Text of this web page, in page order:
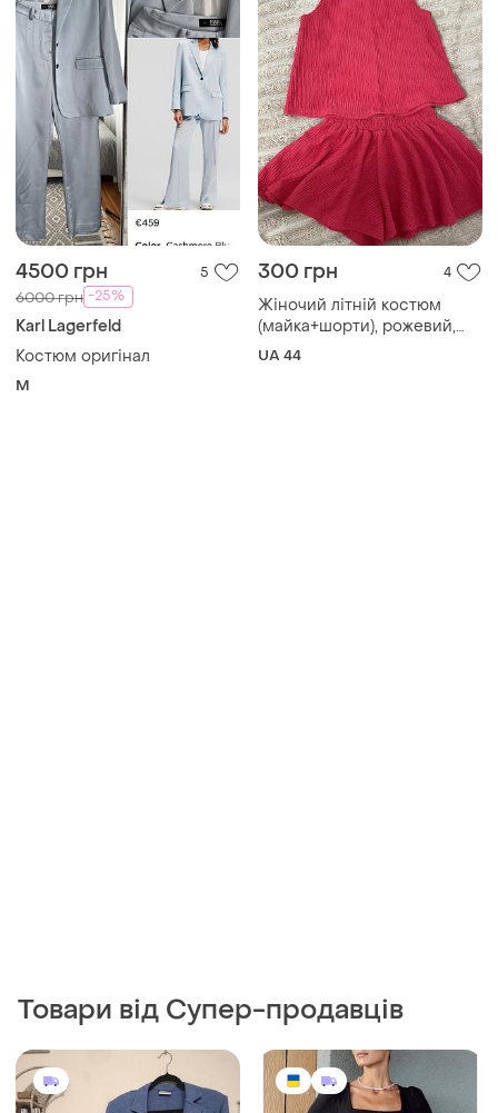
4500 грн 5
6000 грн -25%
Karl Lagerfeld
Костюм оригінал
M
300 грн 4
Жіночий літній костюм
(майка+шорти), рожевий,
розмір 44
UA 44
Товари від Супер-продавців